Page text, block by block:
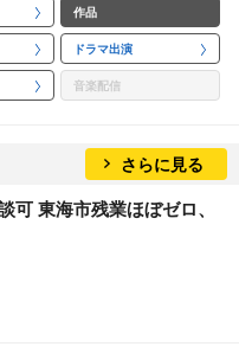
作品
ドラマ出演
音楽配信
さらに見る
東海市残業ほぼゼロ、